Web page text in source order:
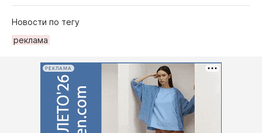
Новости по тегу
рeклама
РЕКЛАМА